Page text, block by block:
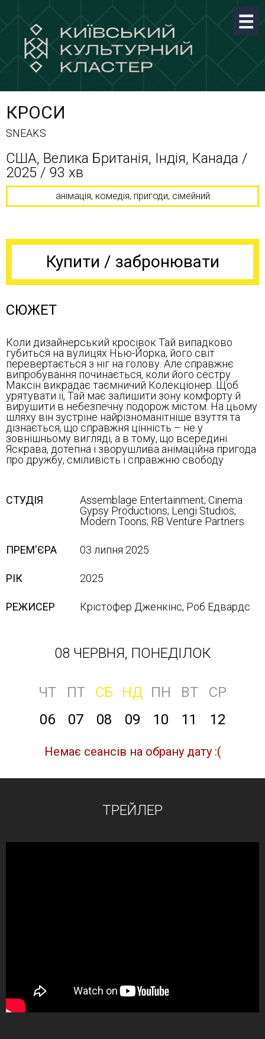
КРОСИ
SNEAKS
США, Велика Британія, Індія, Канада /
2025 / 93 хв
анімація, комедія, пригоди, сімейний
Купити / забронювати
СЮЖЕТ
Коли дизайнерський кросівок Тай випадково
губиться на вулицях Нью-Йорка, його світ
перевертається з ніг на голову. Але справжнє
випробування починається, коли його сестру
Максін викрадає таємничий Колекціонер. Щоб
урятувати її, Тай має залишити зону комфорту й
вирушити в небезпечну подорож містом. На цьому
шляху він зустріне найрізноманітніше взуття та
дізнається, що справжня цінність – не у
зовнішньому вигляді, а в тому, що всередині.
Яскрава, дотепна і зворушлива анімаційна пригода
про дружбу, сміливість і справжню свободу
СТУДІЯ
Assemblage Entertainment; Cinema
Gypsy Productions; Lengi Studios;
Modern Toons; RB Venture Partners
ПРЕМ'ЄРА 03 липня 2025
РІК 2025
РЕЖИСЕР Крістофер Дженкінс, Роб Едвардс
08 ЧЕРВНЯ, ПОНЕДІЛОК
ЧТ ПТ СБ НД ПН ВТ
СР
06
07 08 09 10 11 12
Немає сеансів на обрану дату :(
ТРЕЙЛЕР